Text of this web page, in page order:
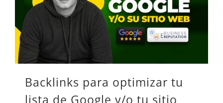
Backlinks para optimizar tu
lista de Google y/o tu sitio